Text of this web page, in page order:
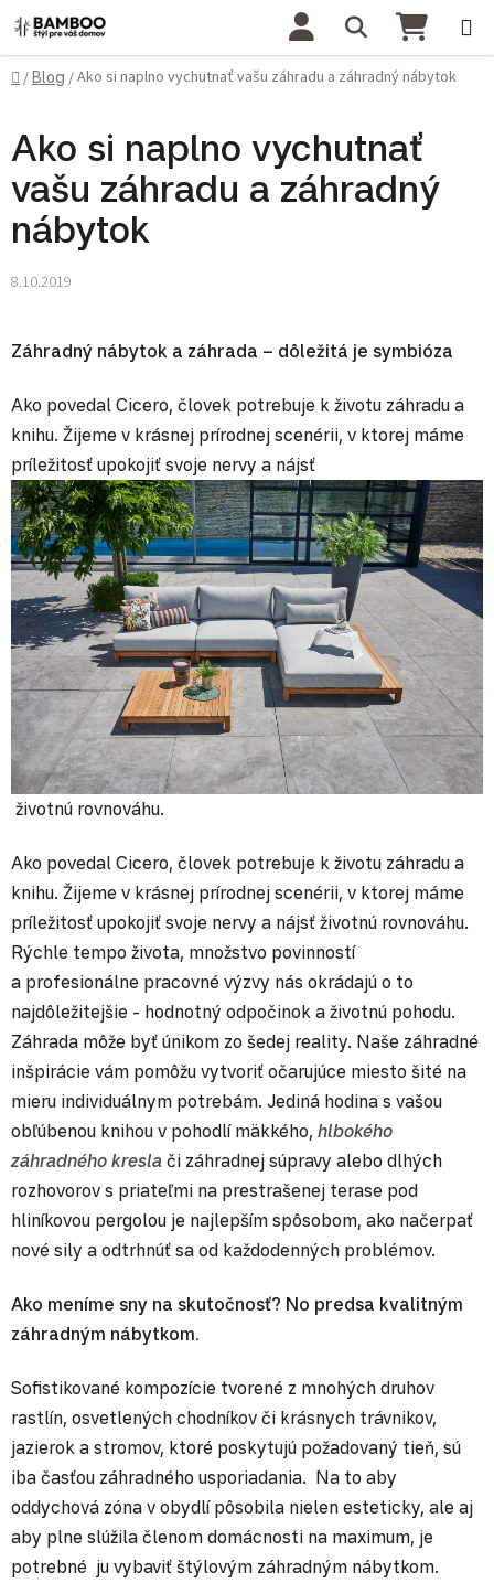
Prejsť na obsah Hľadať
Domov
/Blog /Ako si naplno vychutnať vašu záhradu a záhradný nábytok
Ako si naplno vychutnať
vašu záhradu a záhradný
nábytok
8.10.2019
Záhradný nábytok a záhrada – dôležitá je symbióza
Ako povedal Cicero, človek potrebuje k životu záhradu a
knihu. Žijeme v krásnej prírodnej scenérii, v ktorej máme
príležitosť upokojiť svoje nervy a nájsť
životnú rovnováhu.
Ako povedal Cicero, človek potrebuje k životu záhradu a
knihu. Žijeme v krásnej prírodnej scenérii, v ktorej máme
príležitosť upokojiť svoje nervy a nájsť životnú rovnováhu.
Rýchle tempo života, množstvo povinností
a profesionálne pracovné výzvy nás okrádajú o to
najdôležitejšie - hodnotný odpočinok a životnú pohodu.
Záhrada môže byť únikom zo šedej reality. Naše záhradné
inšpirácie vám pomôžu vytvoriť očarujúce miesto šité na
mieru individuálnym potrebám. Jediná hodina s vašou
obľúbenou knihou v pohodlí mäkkého, hlbokého
záhradného kresla či záhradnej súpravy alebo dlhých
rozhovorov s priateľmi na prestrašenej terase pod
hliníkovou pergolou je najlepším spôsobom, ako načerpať
nové sily a odtrhnúť sa od každodenných problémov.
Ako meníme sny na skutočnosť? No predsa kvalitným
záhradným nábytkom.
Sofistikované kompozície tvorené z mnohých druhov
rastlín, osvetlených chodníkov či krásnych trávnikov,
jazierok a stromov, ktoré poskytujú požadovaný tieň, sú
iba časťou záhradného usporiadania. Na to aby
oddychová zóna v obydlí pôsobila nielen esteticky, ale aj
aby plne slúžila členom domácnosti na maximum, je
potrebné ju vybaviť štýlovým záhradným nábytkom.